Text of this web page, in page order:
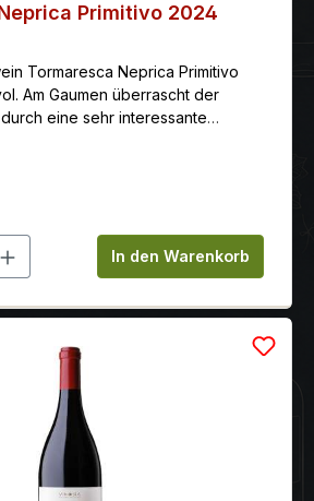
Primitivo 2024
Tormaresca Neprica Primitivo
Am Gaumen überrascht der
eine sehr interessante
Frucht des Bouquets mit
die bis ins lange
Säure, sanftem Tannin
im Nachhall
Gib den
In den Warenkorb